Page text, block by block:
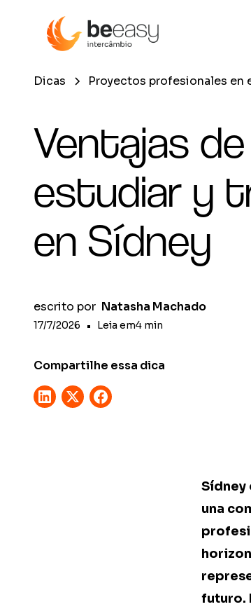
Dicas Proyectos profesionales en
Ventajas de
estudiar y
en Sídney
escrito por Natasha Machado
17/7/2026 • Leia em4 min
Compartilhe essa dica
Sídney
una
futuro.